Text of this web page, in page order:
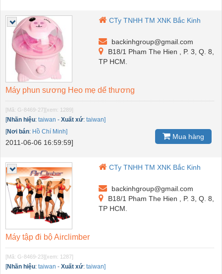
CTy TNHH TM XNK Bắc Kinh
backinhgroup@gmail.com
B18/1 Pham The Hien , P. 3, Q. 8,
TP HCM.
Máy phun sương Heo mẹ dể thương
[Mã: G-8469-27][xem: 1289]
[Nhãn hiệu: taiwan - Xuất xứ: taiwan]
[Nơi bán: Hồ Chí Minh]
2011-06-06 16:59:59]
Mua hàng
CTy TNHH TM XNK Bắc Kinh
backinhgroup@gmail.com
B18/1 Pham The Hien , P. 3, Q. 8,
TP HCM.
Máy tập đi bộ Airclimber
[Mã: G-8469-23][xem: 1287]
[Nhãn hiệu: taiwan - Xuất xứ: taiwan]